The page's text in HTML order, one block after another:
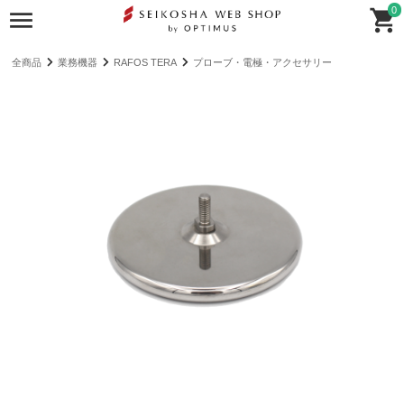
0
全商品 業務機器 RAFOS TERA プローブ・電極・アクセサリー